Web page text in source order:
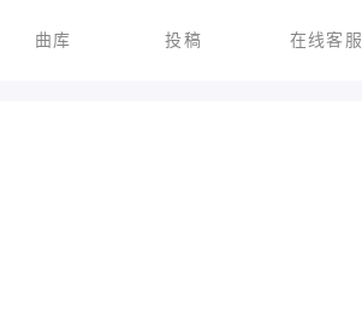
曲库 投稿 在线客服